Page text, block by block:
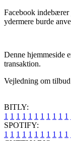
Facebook indebærer
ydermere burde
Denne hjemmeside
transaktion.
Vejledning om tilbud
BITLY:
1 1 1 1 1 1 1 1 1 1 1
SPOTIFY:
1 1 1 1 1 1 1 1 1 1 1